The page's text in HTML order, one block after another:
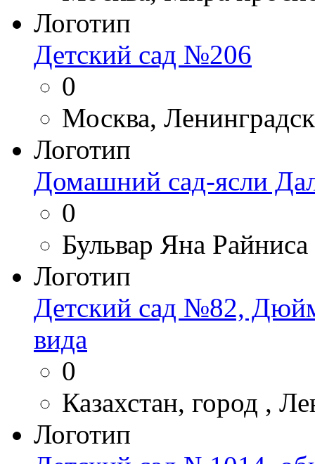
Логотип
Детский сад №206
0
Москва,
Логотип
Домашний сад-ясли
0
Бульвар Яна
Логотип
Детский сад №82,
вида
0
Казахстан, город ,
Логотип